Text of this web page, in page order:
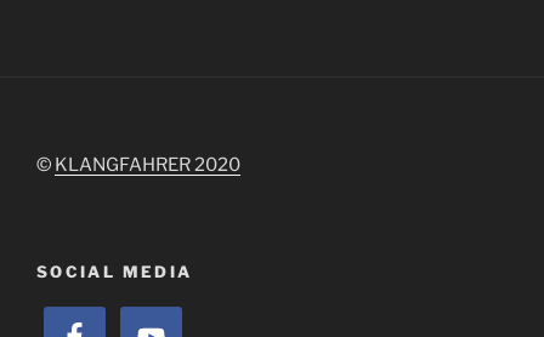
© KLANGFAHRER 2020
SOCIAL MEDIA